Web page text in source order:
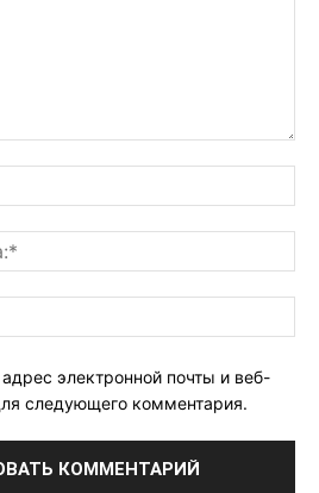
электронной почты и веб-
следующего комментария.